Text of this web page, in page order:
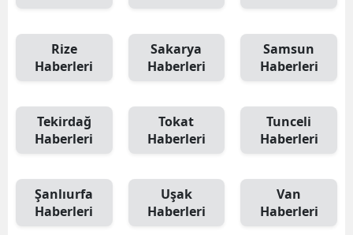
Rize
Haberleri
Sakarya
Haberleri
Samsun
Haberleri
Tekirdağ
Haberleri
Tokat
Haberleri
Tunceli
Haberleri
Şanlıurfa
Haberleri
Uşak
Haberleri
Van
Haberleri